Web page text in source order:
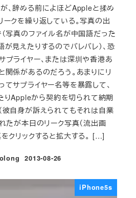
、辞める前によほどAppleと揉め
ークを繰り返している。写真の出
写真のファイル名が中国語だった
見えたりするのでバレバレ）、恐
プライヤー、または深圳や香港あ
関係があるのだろう。あまりにリ
サプライヤー名等を暴露して、
りAppleから契約を切られて納期
彼自身が訴えられてもそれは自業
たが本日のリーク写真（流出画
クリックすると拡大する。 […]
投稿日
2013-08-26
iPhone5s